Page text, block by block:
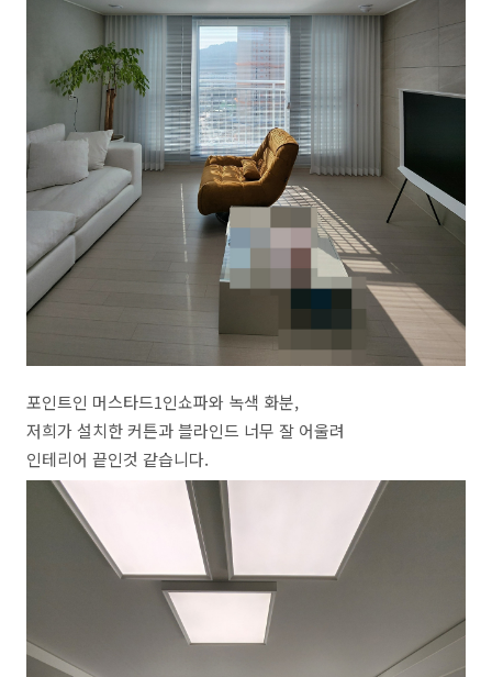
포인트인 머스타드1인쇼파와 녹색 화분,
저희가 설치한 커튼과 블라인드 너무 잘 어울려
인테리어 끝인것 같습니다.